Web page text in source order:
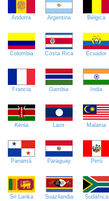
Andorra Argentina Bélgica
Colombia Costa Rica Ecuador
Francia Gambia India
Kenia Laos Malasia
Panamá Paraguay Perú
Sri Lanka Suazilandia Sudáfrica